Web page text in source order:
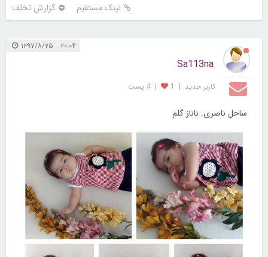
لینک مستقیم گزارش تخلف
۲۰:۰۴ ۱۳۹۷/۸/۲۵
Sa113na
کاربر جديد |
1
| 4 پست
ساحل ناصری. ناناز گلم